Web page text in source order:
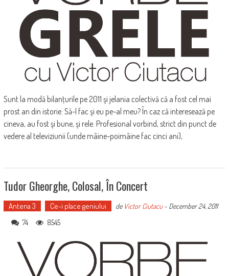
‎Sunt la modă bilanţurile pe 2011 şi jelania colectivă că a fost cel mai
prost an din istorie. Să-l fac şi eu pe-al meu? În caz că interesează pe
cineva, au fost şi bune, şi rele. Profesional vorbind, strict din punct de
vedere al televiziunii (unde mâine-poimâine fac cinci ani),
Tudor Gheorghe, Colosal, În Concert
Antena 3 Ce-i place geniului de Victor Ciutacu- December 24, 2011
74 8545